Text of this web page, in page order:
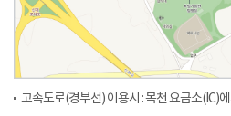
고속도로(경부선) 이용시 : 목천 요금소(IC)